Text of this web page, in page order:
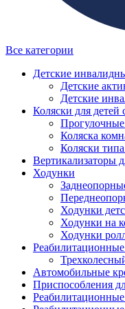
Все категории
Детские
Детские
Детские
Коляски для
Коляска
Коляски
Вертикализаторы
Ходунки
Ходунки
Ходунки на
Ходунки
Автомобильные
Приспособления